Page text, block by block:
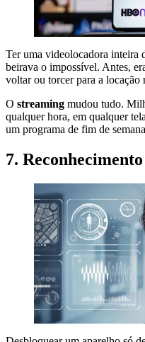
Ter uma videolocadora inteira
beirava o impossível. Antes,
voltar ou torcer para a locação
O streaming mudou tudo.
qualquer hora, em qualquer
um programa de fim de
7.